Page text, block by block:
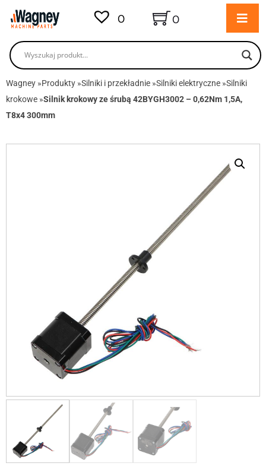
0 0
Wagney »Produkty »Silniki i przekładnie »Silniki elektryczne »Silniki
krokowe »Silnik krokowy ze śrubą 42BYGH3002 – 0,62Nm 1,5A,
T8x4 300mm